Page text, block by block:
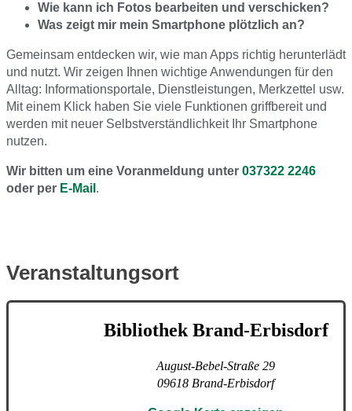
Wie kann ich Fotos bearbeiten und verschicken?
Was zeigt mir mein Smartphone plötzlich an?
Gemeinsam entdecken wir, wie man Apps richtig herunterlädt
und nutzt. Wir zeigen Ihnen wichtige Anwendungen für den
Alltag: Informationsportale, Dienstleistungen, Merkzettel usw.
Mit einem Klick haben Sie viele Funktionen griffbereit und
werden mit neuer Selbstverständlichkeit Ihr Smartphone
nutzen.
Wir bitten um eine Voranmeldung unter 037322 2246
oder per E-Mail .
Veranstaltungsort
Bibliothek Brand-Erbisdorf
August-Bebel-Straße 29
09618 Brand-Erbisdorf